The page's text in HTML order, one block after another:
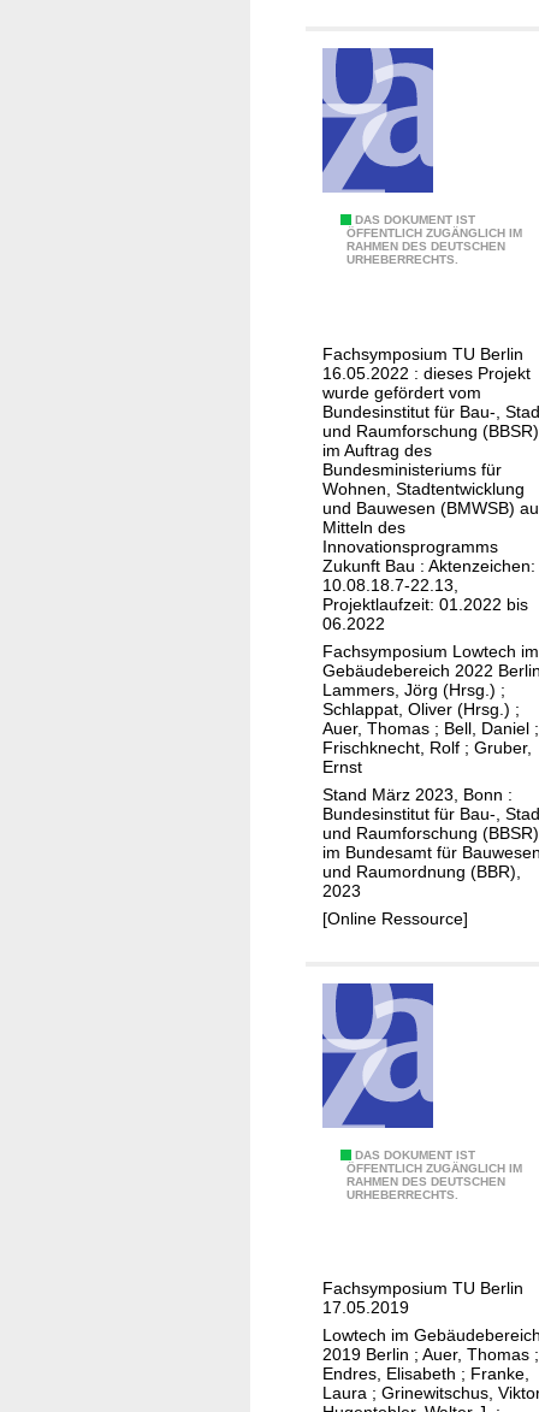
DAS DOKUMENT IST
ÖFFENTLICH ZUGÄNGLICH IM
RAHMEN DES DEUTSCHEN
URHEBERRECHTS.
c
h
i
m
G
e
b
ä
u
d
e
b
e
r
e
i
c
h
Fachsymposium TU Berlin
16.05.2022 : dieses Projekt
wurde gefördert vom
Bundesinstitut für Bau-,
und Raumforschung (BBSR)
im Auftrag des
Bundesministeriums für
Wohnen, Stadtentwicklung
und Bauwesen (BMWSB)
Mitteln des
Innovationsprogramms
Zukunft Bau : Aktenzeichen:
10.08.18.7-22.13,
Projektlaufzeit: 01.2022 bis
06.2022
Fachsymposium Lowtech im
Gebäudebereich 2022
Lammers, Jörg (Hrsg.) ;
Schlappat, Oliver (Hrsg.) ;
Auer, Thomas ; Bell, Daniel ;
Frischknecht, Rolf ; Gruber,
Ernst
Stand März 2023, Bonn :
Bundesinstitut für Bau-,
und Raumforschung (BBSR)
im Bundesamt für
und Raumordnung (BBR),
2023
[Online Ressource]
DAS DOKUMENT IST
ÖFFENTLICH ZUGÄNGLICH IM
RAHMEN DES DEUTSCHEN
URHEBERRECHTS.
c
h
i
m
Fachsymposium TU Berlin
17.05.2019
Lowtech im
2019 Berlin ; Auer, Thomas ;
Endres, Elisabeth ; Franke,
Laura ; Grinewitschus,